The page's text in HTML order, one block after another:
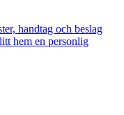
handtag och beslag
hem en personlig